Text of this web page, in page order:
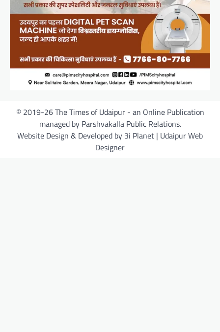
© 2019-26 The Times of Udaipur - an Online Publication
managed by Parshvakalla Public Relations.
Website Design & Developed by 3i Planet | Udaipur Web
Designer